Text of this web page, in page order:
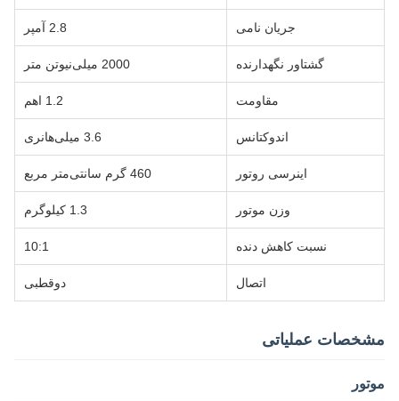
جریان نامی 2.8 آمپر
گشتاور نگهدارنده 2000 میلی‌نیوتن متر
مقاومت 1.2 اهم
اندوکتانس 3.6 میلی‌هانری
اینرسی روتور 460 گرم سانتی‌متر مربع
وزن موتور 1.3 کیلوگرم
نسبت کاهش دنده 10:1
اتصال دوقطبی
مشخصات عملیاتی
موتور